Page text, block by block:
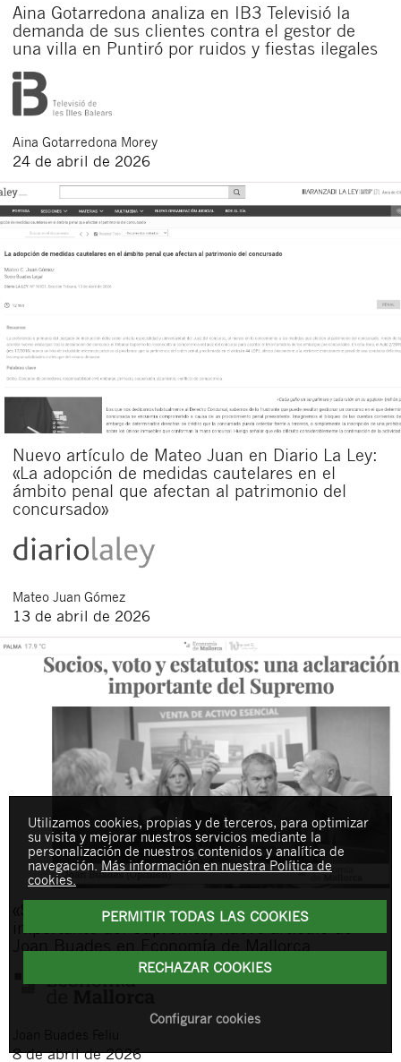
Aina Gotarredona analiza en IB3 Televisió la
demanda de sus clientes contra el gestor de
una villa en Puntiró por ruidos y fiestas ilegales
Aina Gotarredona Morey
24 de abril de 2026
Nuevo artículo de Mateo Juan en Diario La Ley:
«La adopción de medidas cautelares en el
ámbito penal que afectan al patrimonio del
concursado»
Mateo Juan Gómez
13 de abril de 2026
«Socios, voto y estatutos: una aclaración
importante del Supremo», nuevo artículo de
8 de abril de 2026
Utilizamos cookies, propias y de terceros, para optimizar
su visita y mejorar nuestros servicios mediante la
personalización de nuestros contenidos y analítica de
navegación. Más información en nuestra Política de
cookies.
PERMITIR TODAS LAS COOKIES
RECHAZAR COOKIES
Configurar cookies